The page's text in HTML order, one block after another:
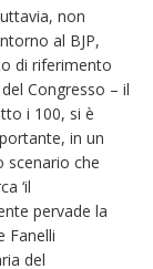
non
al BJP,
di riferimento
Congresso – il
i 100, si è
in un
scenario che
‘il
pervade la
Fanelli
del